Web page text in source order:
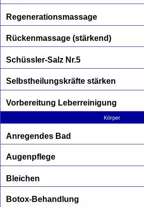
Regenerationsmassage
Rückenmassage (stärkend)
Schüssler-Salz Nr.5
Selbstheilungskräfte stärken
Vorbereitung Leberreinigung
Körper
Anregendes Bad
Augenpflege
Bleichen
Botox-Behandlung